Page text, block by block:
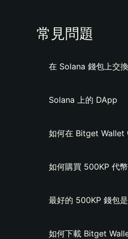
常見問題
在 Solana 錢包上交換
Solana 上的 DApp
如何在 Bitget Wallet
如何購買 500KP 代幣
最好的 500KP 錢包
如何下載 Bitget